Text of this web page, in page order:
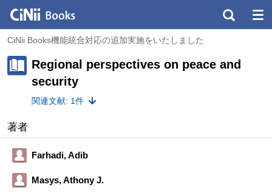
CiNii Books機能統合対応の追加実施をいたしました
Regional perspectives on peace and
security
関連文献: 1件
著者
Farhadi, Adib
Masys, Athony J.